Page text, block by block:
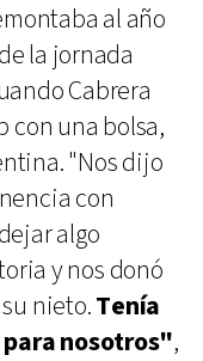
al año
la jornada
Cabrera
con una bolsa,
"Nos dijo
con
algo
y nos donó
nieto.Tenía
nosotros",